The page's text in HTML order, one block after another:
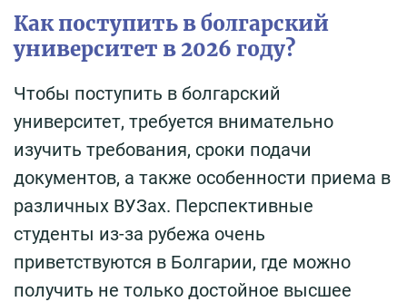
Как поступить в болгарский
университет в 2026 году?
Чтобы поступить в болгарский
университет, требуется внимательно
изучить требования, сроки подачи
документов, а также особенности приема в
различных ВУЗах. Перспективные
студенты из-за рубежа очень
приветствуются в Болгарии, где можно
получить не только достойное высшее